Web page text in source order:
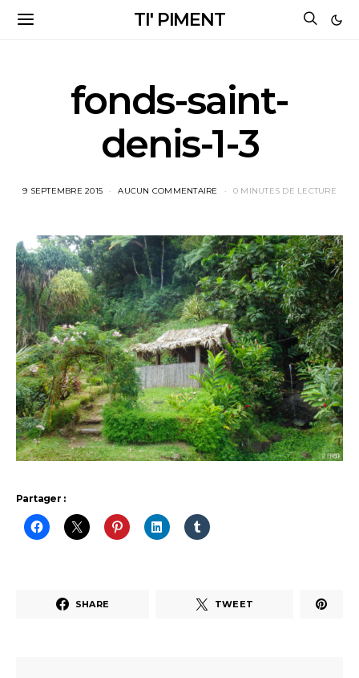
TI' PIMENT
fonds-saint-
denis-1-3
9 SEPTEMBRE 2015 AUCUN COMMENTAIRE 0 MINUTES DE LECTURE
Partager :
SHARE TWEET